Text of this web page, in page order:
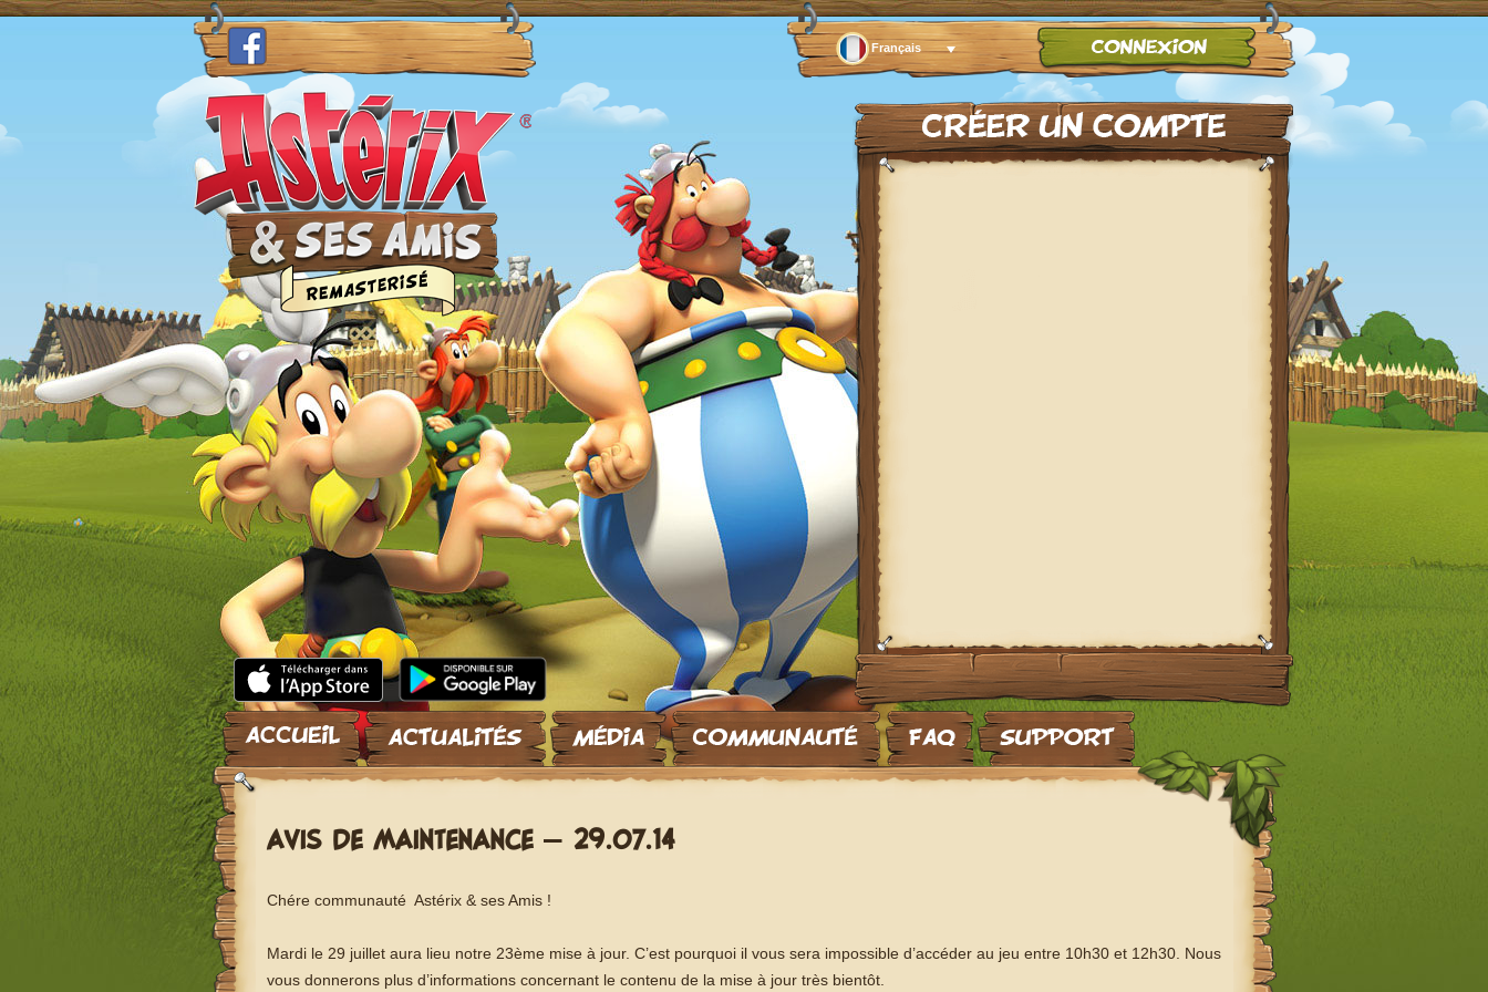
Français
Skip to content
AVIS DE MAINTENANCE – 29.07.14
Chére communauté Astérix & ses Amis !
Mardi le 29 juillet aura lieu notre 23ème mise à jour. C’est pourquoi il vous sera impossible d’accéder au jeu entre 10h30 et 12h30. Nous
vous donnerons plus d’informations concernant le contenu de la mise à jour très bientôt.